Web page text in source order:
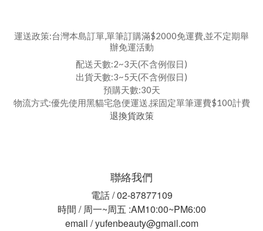
運送政策:台灣本島訂單,單筆訂購滿$2000免運費,並不定期舉
辦免運活動
配送天數:2~3天(不含例假日)
出貨天數:3~5天(不含例假日)
預購天數:30天
物流方式:優先使用黑貓宅急便運送,採固定單筆運費$100計費
退換貨政策
聯絡我們
電話 / 02-87877109
時間 / 周一~周五 :AM10:00~PM6:00
email / yufenbeauty@gmail.com